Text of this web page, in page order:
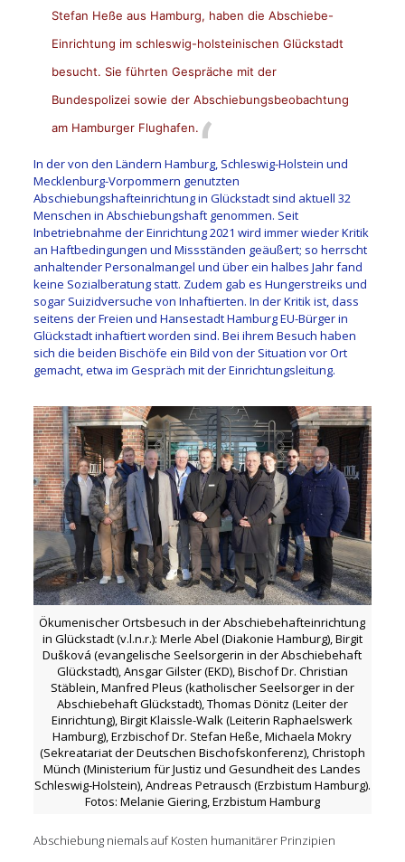
Stefan Heße aus Hamburg, haben die Abschiebe-
Einrichtung im schleswig-holsteinischen Glückstadt
besucht. Sie führten Gespräche mit der
Bundespolizei sowie der Abschiebungsbeobachtung
am Hamburger Flughafen.
In der von den Ländern Hamburg, Schleswig-Holstein und
Mecklenburg-Vorpommern genutzten
Abschiebungshafteinrichtung in Glückstadt sind aktuell 32
Menschen in Abschiebungshaft genommen. Seit
Inbetriebnahme der Einrichtung 2021 wird immer wieder Kritik
an Haftbedingungen und Missständen geäußert; so herrscht
anhaltender Personalmangel und über ein halbes Jahr fand
keine Sozialberatung statt. Zudem gab es Hungerstreiks und
sogar Suizidversuche von Inhaftierten. In der Kritik ist, dass
seitens der Freien und Hansestadt Hamburg EU-Bürger in
Glückstadt inhaftiert worden sind. Bei ihrem Besuch haben
sich die beiden Bischöfe ein Bild von der Situation vor Ort
gemacht, etwa im Gespräch mit der Einrichtungsleitung.
Ökumenischer Ortsbesuch in der Abschiebehafteinrichtung
in Glückstadt (v.l.n.r.): Merle Abel (Diakonie Hamburg), Birgit
Dušková (evangelische Seelsorgerin in der Abschiebehaft
Glückstadt), Ansgar Gilster (EKD), Bischof Dr. Christian
Stäblein, Manfred Pleus (katholischer Seelsorger in der
Abschiebehaft Glückstadt), Thomas Dönitz (Leiter der
Einrichtung), Birgit Klaissle-Walk (Leiterin Raphaelswerk
Hamburg), Erzbischof Dr. Stefan Heße, Michaela Mokry
(Sekreatariat der Deutschen Bischofskonferenz), Christoph
Münch (Ministerium für Justiz und Gesundheit des Landes
Schleswig-Holstein), Andreas Petrausch (Erzbistum Hamburg).
Fotos: Melanie Giering, Erzbistum Hamburg
Abschiebung niemals auf Kosten humanitärer Prinzipien